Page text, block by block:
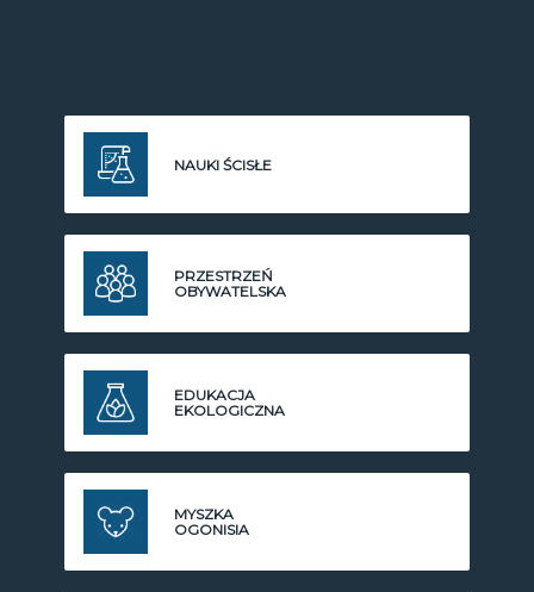
NAUKI ŚCISŁE
PRZESTRZEŃ
OBYWATELSKA
EDUKACJA
EKOLOGICZNA
MYSZKA
OGONISIA